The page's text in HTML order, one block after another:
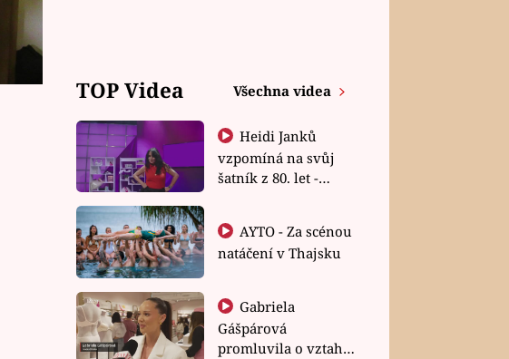
TOP Videa Všechna videa
Heidi Janků
vzpomíná na svůj
šatník z 80. let -
natáčení v Thajsku
Gabriela
Gášpárová
promluvila o vztahu